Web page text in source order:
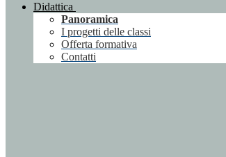
Didattica
Panoramica
I progetti delle classi
Offerta formativa
Contatti